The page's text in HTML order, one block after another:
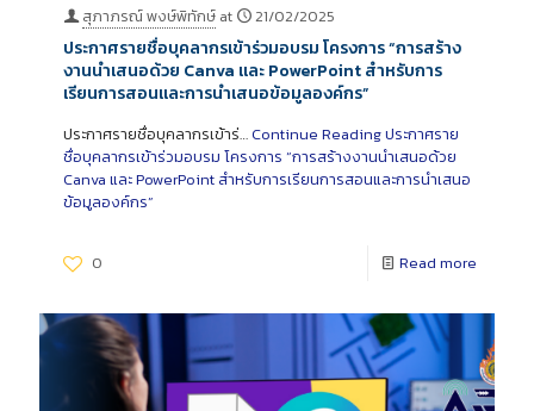
สุภาภรณ์ พงษ์พิทักษ์ at 21/02/2025
ประกาศรายชื่อบุคลากรเข้าร่วมอบรม โครงการ “การสร้าง
งานนำเสนอด้วย Canva และ PowerPoint สำหรับการ
เรียนการสอนและการนำเสนอข้อมูลองค์กร”
ประกาศรายชื่อบุคลากรเข้าร่… Continue Readingประกาศราย
ชื่อบุคลากรเข้าร่วมอบรม โครงการ “การสร้างงานนำเสนอด้วย
Canva และ PowerPoint สำหรับการเรียนการสอนและการนำเสนอ
ข้อมูลองค์กร”
0 Read more